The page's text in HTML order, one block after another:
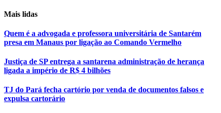
Mais lidas
Quem é a advogada e professora universitária de Santarém
presa em Manaus por ligação ao Comando Vermelho
Justiça de SP entrega a santarena administração de herança
ligada a império de R$ 4 bilhões
TJ do Pará fecha cartório por venda de documentos falsos e
expulsa cartorário